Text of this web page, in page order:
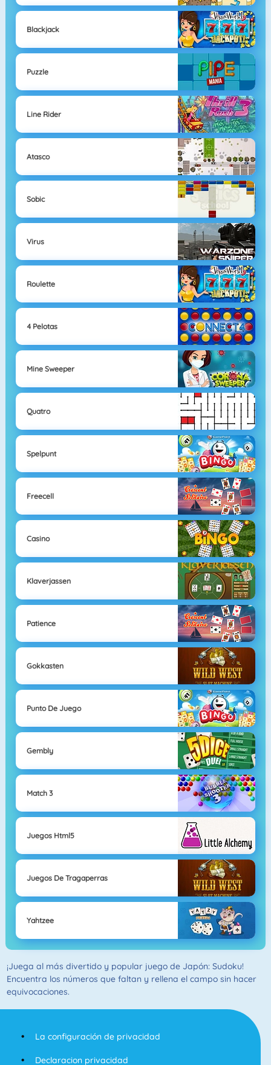
Blackjack
Puzzle
Line Rider
Atasco
Sobic
Virus
Roulette
4 Pelotas
Mine Sweeper
Quatro
Spelpunt
Freecell
Casino
Klaverjassen
Patience
Gokkasten
Punto De Juego
Gembly
Match 3
Juegos Html5
Juegos De Tragaperras
Yahtzee
¡Juega al más divertido y popular juego de Japón: Sudoku!
Encuentra los números que faltan y rellena el campo sin hacer
equivocaciones.
La configuración de privacidad
Declaracion privacidad